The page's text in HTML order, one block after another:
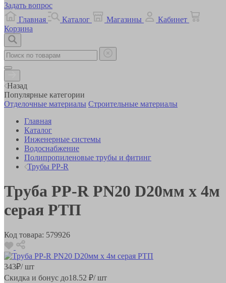
Задать вопрос
Главная
Каталог Магазины
Кабинет
Корзина
Назад
Популярные категории
Отделочные материалы Строительные материалы
Главная
Каталог
Инженерные системы
Водоснабжение
Полипропиленовые трубы и фитинг
Трубы PP-R
Труба РР-R PN20 D20мм х 4м
серая РТП
Код товара: 579926
343₽/ шт
Скидка и бонус до18.52 ₽/ шт